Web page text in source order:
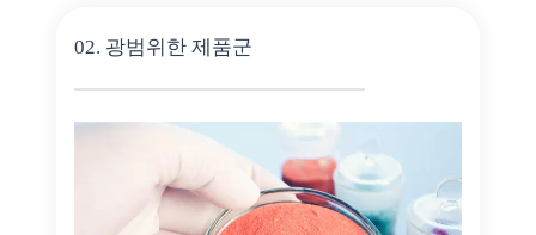
02. 광범위한 제품군